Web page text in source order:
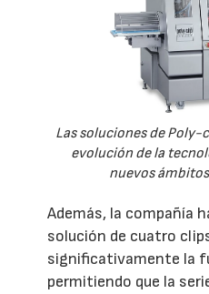
Las soluciones de
evolución de la
nuevos
Además, la compañía
solución de cuatro
significativamente la
permitiendo que la